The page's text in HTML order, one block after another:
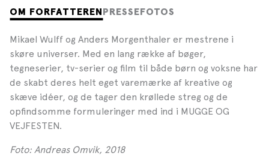
OM FORFATTERENPRESSEFOTOS
Mikael Wulff og Anders Morgenthaler er mestrene i
skøre universer. Med en lang række af bøger,
tegneserier, tv-serier og film til både børn og voksne har
de skabt deres helt eget varemærke af kreative og
skæve idéer, og de tager den krøllede streg og de
opfindsomme formuleringer med ind i MUGGE OG
VEJFESTEN.
Foto: Andreas Omvik, 2018